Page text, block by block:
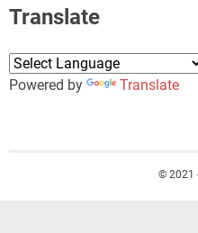
Translate
Powered by Translate
© 2021